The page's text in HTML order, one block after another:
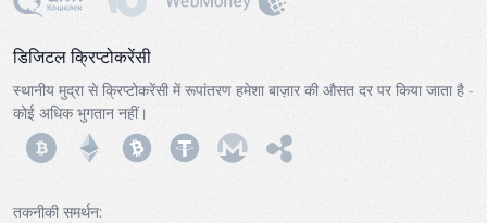
डिजिटल क्रिप्टोकरेंसी
स्थानीय मुद्रा से क्रिप्टोकरेंसी में रूपांतरण हमेशा बाज़ार की औसत दर पर किया जाता है -
कोई अधिक भुगतान नहीं।
तकनीकी समर्थन: